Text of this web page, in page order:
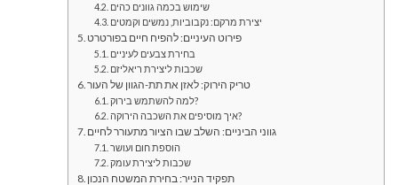
שימוש בכמה גוונים כהים
יצירת מרקם: נקבוביות, נמשים וקמטים
פירוט העיניים: להפיח חיים בפורטרט
בחירת צבעים לעיניים
שכבות ליצירת ריאליזם
טריק הירוק: לאזן את תת-הגוון של העור
למה להשתמש בירוק?
איך מוסיפים את השכבה הירוקה?
גווני הביניים: השלב שבו הציור מתעורר לחיים
הוספת חום ועושר
שכבות ליצירת עומק
תפקיד הנייר: בחירת המשטח הנכון